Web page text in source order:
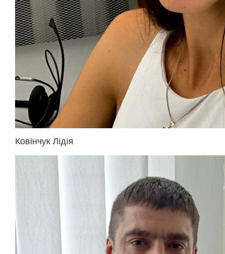
Ковінчук Лідія